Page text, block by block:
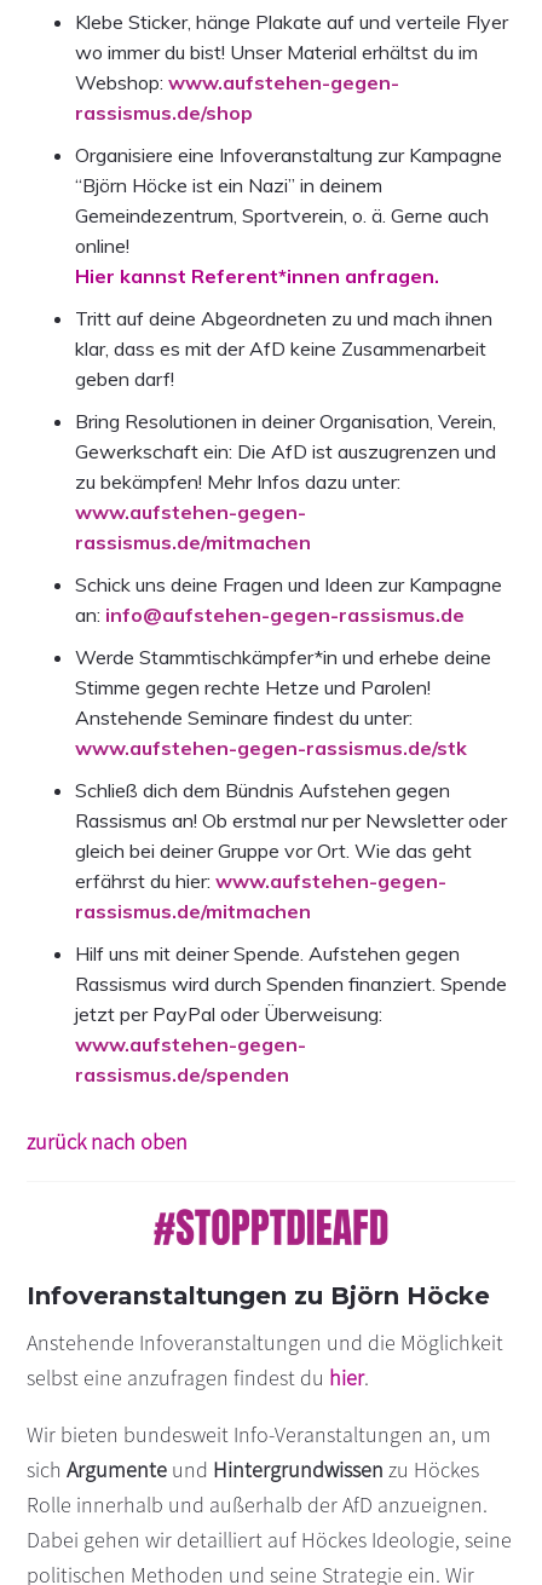
Klebe Sticker, hänge Plakate auf und verteile Flyer
wo immer du bist! Unser Material erhältst du im
Webshop:www.aufstehen-gegen-
rassismus.de/shop
Organisiere eine Infoveranstaltung zur Kampagne
“Björn Höcke ist ein Nazi” in deinem
Gemeindezentrum, Sportverein, o. ä. Gerne auch
online!
Hier kannst Referent*innen anfragen.
Tritt auf deine Abgeordneten zu und mach ihnen
klar, dass es mit der AfD keine Zusammenarbeit
geben darf!
Bring Resolutionen in deiner Organisation, Verein,
Gewerkschaft ein: Die AfD ist auszugrenzen und
zu bekämpfen! Mehr Infos dazu unter:
www.aufstehen-gegen-
rassismus.de/mitmachen
Schick uns deine Fragen und Ideen zur Kampagne
an: info@aufstehen-gegen-rassismus.de
Werde Stammtischkämpfer*in und erhebe deine
Stimme gegen rechte Hetze und Parolen!
Anstehende Seminare findest du unter:
www.aufstehen-gegen-rassismus.de/stk
Schließ dich dem Bündnis Aufstehen gegen
Rassismus an! Ob erstmal nur per Newsletter oder
gleich bei deiner Gruppe vor Ort. Wie das geht
erfährst du hier:www.aufstehen-gegen-
rassismus.de/mitmachen
Hilf uns mit deiner Spende. Aufstehen gegen
Rassismus wird durch Spenden finanziert. Spende
jetzt per PayPal oder Überweisung:
www.aufstehen-gegen-
rassismus.de/spenden
zurück nach oben
Infoveranstaltungen zu Björn Höcke
Anstehende Infoveranstaltungen und die Möglichkeit
selbst eine anzufragen findest du hier.
Wir bieten bundesweit Info-Veranstaltungen an, um
sichArgumente und Hintergrundwissen zu Höckes
Rolle innerhalb und außerhalb der AfD anzueignen.
Dabei gehen wir detailliert auf Höckes Ideologie, seine
politischen Methoden und seine Strategie ein. Wir